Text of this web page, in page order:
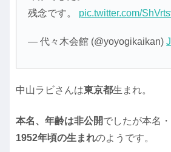
残念です。 pic.twitter.com/
— 代々木会館 (@yoyogikaikan)
中山ラビさんは東京都生まれ。
本名、年齢は非公開でしたが本名・
1952年頃の生まれのようです。